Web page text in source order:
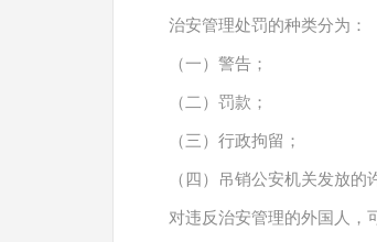
治安管理处罚的种类分为：
（一）警告；
（二）罚款；
（三）行政拘留；
（四）吊销公安机关发放的
对违反治安管理的外国人，